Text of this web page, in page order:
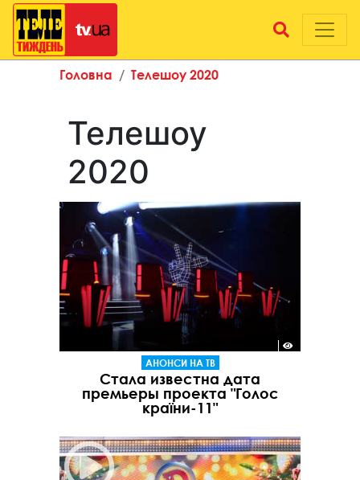
Головна Телешоу 2020
Телешоу
2020
АНОНСИ НА ТВ
Стала известна дата
премьеры проекта "Голос
країни-11"